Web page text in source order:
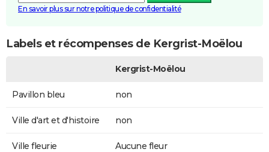
En savoir plus sur notre politique de confidentialité
Labels et récompenses de Kergrist-Moëlou
Kergrist-Moëlou
Pavillon bleu non
Ville d'art et d'histoire non
Ville fleurie Aucune fleur